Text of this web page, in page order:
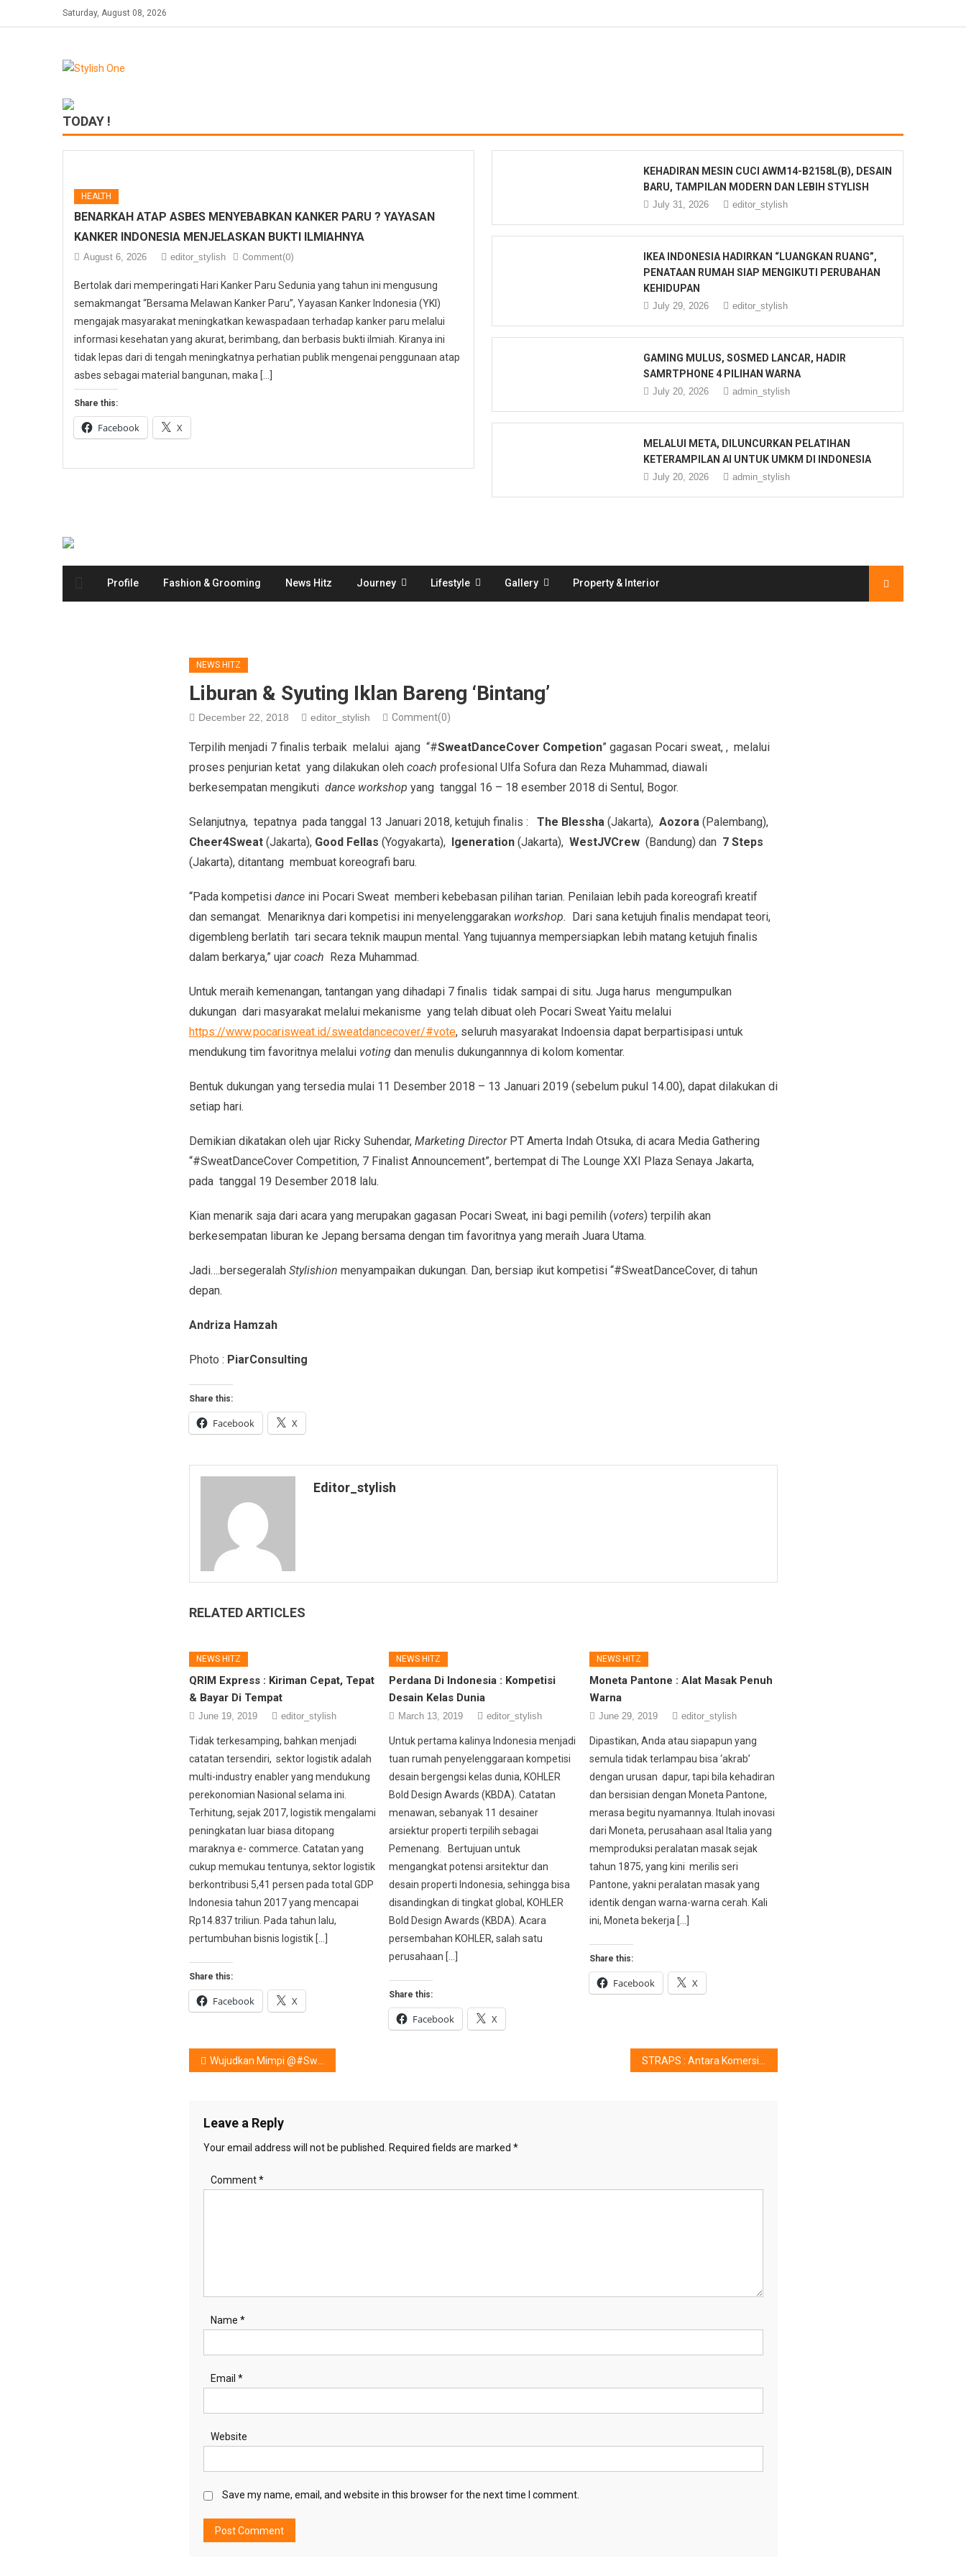
to
Saturday, August 08, 2026
TODAY !
HEALTH
BENARKAH ATAP ASBES MENYEBABKAN KANKER PARU ? YAYASAN
KANKER INDONESIA MENJELASKAN BUKTI ILMIAHNYA
August 6, 2026 editor_stylish Comment(0)
Bertolak dari memperingati Hari Kanker Paru Sedunia yang tahun ini mengusung
semakmangat “Bersama Melawan Kanker Paru”, Yayasan Kanker Indonesia (YKI)
mengajak masyarakat meningkatkan kewaspadaan terhadap kanker paru melalui
informasi kesehatan yang akurat, berimbang, dan berbasis bukti ilmiah. Kiranya ini
tidak lepas dari di tengah meningkatnya perhatian publik mengenai penggunaan atap
asbes sebagai material bangunan, maka […]
Share this:
Facebook X
KEHADIRAN MESIN CUCI AWM14-B2158L(B), DESAIN
BARU, TAMPILAN MODERN DAN LEBIH STYLISH
July 31, 2026 editor_stylish
IKEA INDONESIA HADIRKAN “LUANGKAN RUANG”,
PENATAAN RUMAH SIAP MENGIKUTI PERUBAHAN
KEHIDUPAN
July 29, 2026 editor_stylish
GAMING MULUS, SOSMED LANCAR, HADIR
SAMRTPHONE 4 PILIHAN WARNA
July 20, 2026 admin_stylish
MELALUI META, DILUNCURKAN PELATIHAN
KETERAMPILAN AI UNTUK UMKM DI INDONESIA
July 20, 2026 admin_stylish
Profile Fashion & Grooming News Hitz Journey Lifestyle Gallery Property & Interior
NEWS HITZ
Liburan & Syuting Iklan Bareng ‘Bintang’
December 22, 2018 editor_stylish Comment(0)
Terpilih menjadi 7 finalis terbaik melalui ajang “#SweatDanceCover Competion” gagasan Pocari sweat, , melalui
proses penjurian ketat yang dilakukan oleh coach profesional Ulfa Sofura dan Reza Muhammad, diawali
berkesempatan mengikuti dance workshop yang tanggal 16 – 18 esember 2018 di Sentul, Bogor.
Selanjutnya, tepatnya pada tanggal 13 Januari 2018, ketujuh finalis : The Blessha (Jakarta),Aozora (Palembang),
Cheer4Sweat (Jakarta),Good Fellas (Yogyakarta),Igeneration (Jakarta),WestJVCrew (Bandung) dan 7 Steps
(Jakarta), ditantang membuat koreografi baru.
“Pada kompetisidanceini Pocari Sweat memberi kebebasan pilihan tarian. Penilaian lebih pada koreografi kreatif
dan semangat. Menariknya dari kompetisi ini menyelenggarakan workshop. Dari sana ketujuh finalis mendapat teori,
digembleng berlatih tari secara teknik maupun mental. Yang tujuannya mempersiapkan lebih matang ketujuh finalis
dalam berkarya,” ujar coach Reza Muhammad.
Untuk meraih kemenangan, tantangan yang dihadapi 7 finalis tidak sampai di situ. Juga harus mengumpulkan
dukungan dari masyarakat melalui mekanisme yang telah dibuat oleh Pocari Sweat Yaitu melalui
https://www.pocarisweat.id/sweatdancecover/#vote, seluruh masyarakat Indoensia dapat berpartisipasi untuk
mendukung tim favoritnya melalui voting dan menulis dukungannnya di kolom komentar.
Bentuk dukungan yang tersedia mulai 11 Desember 2018 – 13 Januari 2019 (sebelum pukul 14.00), dapat dilakukan di
setiap hari.
Demikian dikatakan oleh ujar Ricky Suhendar, Marketing Director PT Amerta Indah Otsuka, di acara Media Gathering
“#SweatDanceCover Competition, 7 Finalist Announcement”, bertempat di The Lounge XXI Plaza Senaya Jakarta,
pada tanggal 19 Desember 2018 lalu.
Kian menarik saja dari acara yang merupakan gagasan Pocari Sweat, ini bagi pemilih (voters) terpilih akan
berkesempatan liburan ke Jepang bersama dengan tim favoritnya yang meraih Juara Utama.
Jadi….bersegeralah Stylishion menyampaikan dukungan. Dan, bersiap ikut kompetisi “#SweatDanceCover, di tahun
depan.
Andriza Hamzah
Photo : PiarConsulting
Share this:
Facebook X
Editor_stylish
RELATED ARTICLES
NEWS HITZ
QRIM Express : Kiriman Cepat, Tepat
& Bayar Di Tempat
June 19, 2019 editor_stylish
Tidak terkesamping, bahkan menjadi
catatan tersendiri, sektor logistik adalah
multi-industry enabler yang mendukung
perekonomian Nasional selama ini.
Terhitung, sejak 2017, logistik mengalami
peningkatan luar biasa ditopang
maraknya e- commerce. Catatan yang
cukup memukau tentunya, sektor logistik
berkontribusi 5,41 persen pada total GDP
Indonesia tahun 2017 yang mencapai
Rp14.837 triliun. Pada tahun lalu,
pertumbuhan bisnis logistik […]
Share this:
Facebook X
NEWS HITZ
Perdana Di Indonesia : Kompetisi
Desain Kelas Dunia
March 13, 2019 editor_stylish
Untuk pertama kalinya Indonesia menjadi
tuan rumah penyelenggaraan kompetisi
desain bergengsi kelas dunia, KOHLER
Bold Design Awards (KBDA). Catatan
menawan, sebanyak 11 desainer
arsiektur properti terpilih sebagai
Pemenang. Bertujuan untuk
mengangkat potensi arsitektur dan
desain properti Indonesia, sehingga bisa
disandingkan di tingkat global, KOHLER
Bold Design Awards (KBDA). Acara
persembahan KOHLER, salah satu
perusahaan […]
Share this:
Facebook X
NEWS HITZ
Moneta Pantone : Alat Masak Penuh
Warna
June 29, 2019 editor_stylish
Dipastikan, Anda atau siapapun yang
semula tidak terlampau bisa ‘akrab’
dengan urusan dapur, tapi bila kehadiran
dan bersisian dengan Moneta Pantone,
merasa begitu nyamannya. Itulah inovasi
dari Moneta, perusahaan asal Italia yang
memproduksi peralatan masak sejak
tahun 1875, yang kini merilis seri
Pantone, yakni peralatan masak yang
identik dengan warna-warna cerah. Kali
ini, Moneta bekerja […]
Share this:
Facebook X
Post
Wujudkan Mimpi @#SweatDanceCover
Leave a Reply
Your email address will not be published. Required fields are marked *
Comment*
Name *
Email *
Website
Save my name, email, and website in this browser for the next time I comment.